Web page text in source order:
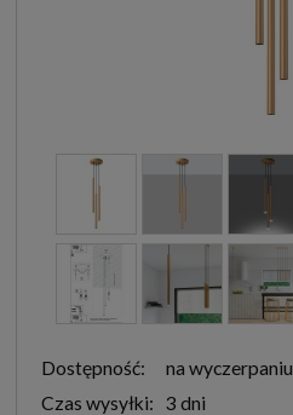
Dostępność:
na wyczerpaniu
Czas wysyłki: 3 dni